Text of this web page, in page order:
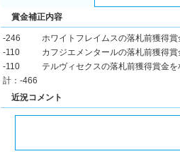
賞金補正内容
-246
ホワイトフレイムスの落札前獲得賞
-110
カフジエメンタールの落札前獲得
-110
テルヴィセクスの落札前獲得賞金を
計：-466
近況コメント